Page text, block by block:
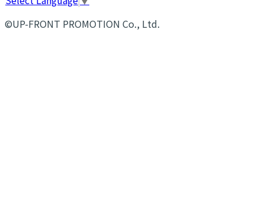
©UP-FRONT PROMOTION Co., Ltd.